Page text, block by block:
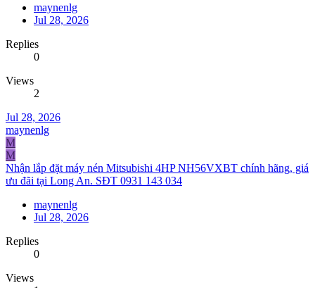
maynenlg
Jul 28, 2026
Replies
0
Views
2
Jul 28, 2026
maynenlg
M
M
Nhận lắp đặt máy nén Mitsubishi 4HP NH56VXBT chính hãng, giá
ưu đãi tại Long An. SĐT 0931 143 034
maynenlg
Jul 28, 2026
Replies
0
Views